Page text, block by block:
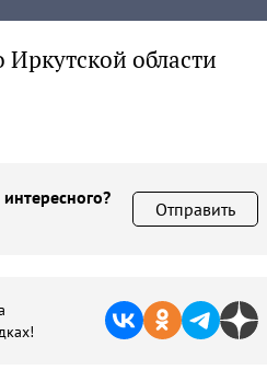
области
Отправить